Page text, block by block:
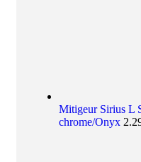
Mitigeur Sirius L
chrome/Onyx